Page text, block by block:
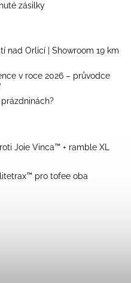
zásilky
nad Orlicí | Showroom 19 km
v roce 2026 – průvodce
Joie Vinca™ + ramble XL
pro tofee oba